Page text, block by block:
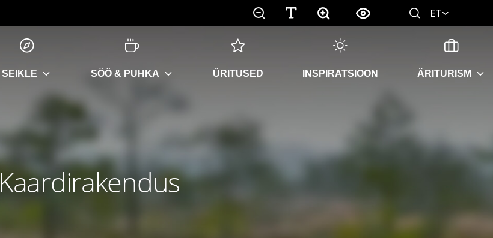
ET
SEIKLE SÖÖ & PUHKA ÜRITUSED INSPIRATSIOON ÄRITURISM
Kaardirakendus